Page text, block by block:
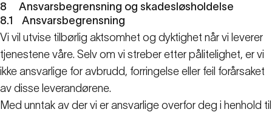
8
Ansvarsbegrensning og skadesløsholdelse
8.1
Ansvarsbegrensning
Vi vil utvise tilbørlig aktsomhet og dyktighet når vi leverer
tjenestene våre. Selv om vi streber etter pålitelighet, er vi
ikke ansvarlige for avbrudd, forringelse eller feil forårsaket
av disse leverandørene.
Med unntak av der vi er ansvarlige overfor deg i henhold til